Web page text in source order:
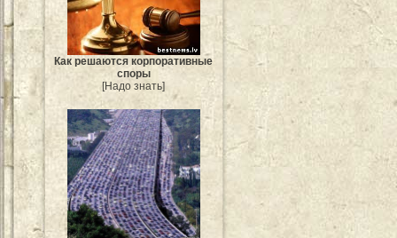
Как решаются корпоративные
споры
[Надо знать]